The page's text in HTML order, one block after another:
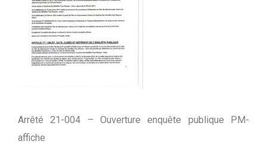
Arrêté 21-004 – Ouverture enquête publique PM-
affiche